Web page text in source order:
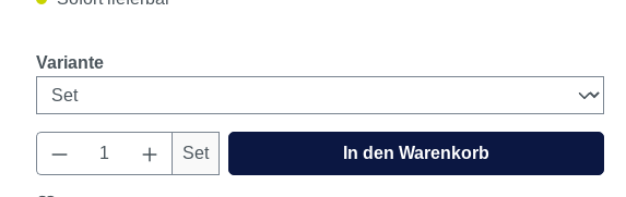
Varianteauswählen
Produkt Anzahl: Gib den gewünschten Wert ein
Set In den Warenkorb